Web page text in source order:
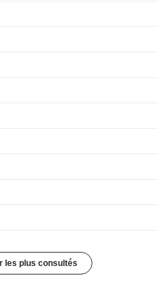
les plus consultés